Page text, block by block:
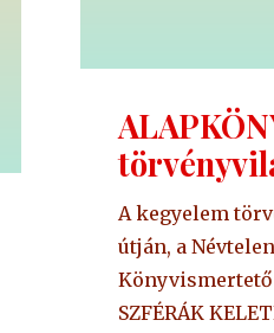
A kegyelem
útján, a
Könyvismertető
SZFÉRÁK